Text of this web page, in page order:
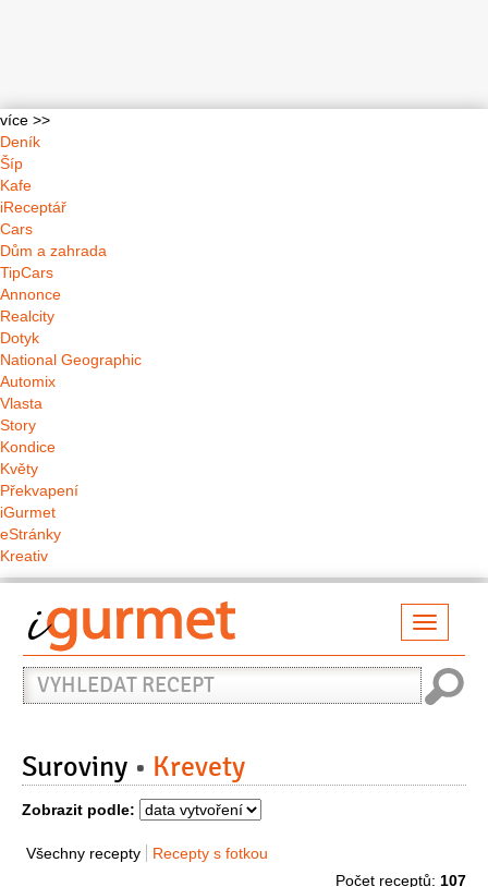
více >>
Deník
Šíp
Kafe
iReceptář
Cars
Dům a zahrada
TipCars
Annonce
Realcity
Dotyk
National Geographic
Automix
Vlasta
Story
Kondice
Květy
Překvapení
iGurmet
eStránky
Kreativ
Vyhledat
recept
Suroviny Krevety
Zobrazit podle:
Všechny recepty
Recepty s fotkou
Počet receptů: 107